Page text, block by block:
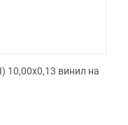
10,00x0,13 винил на